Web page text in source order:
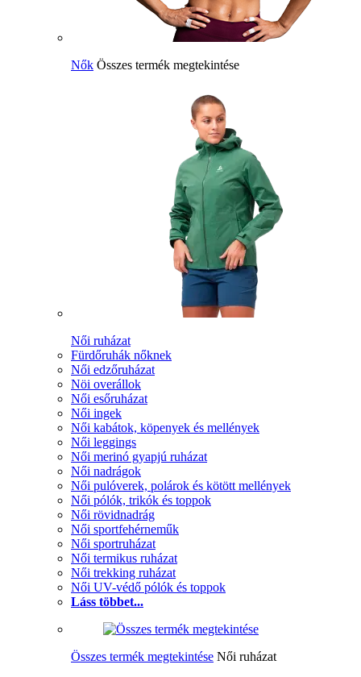
Nők Összes termék megtekintése
Női ruházat
Fürdőruhák nőknek
Női edzőruházat
Nöi overállok
Női esőruházat
Női ingek
Női kabátok, köpenyek és mellények
Női leggings
Női merinó gyapjú ruházat
Női nadrágok
Női pulóverek, polárok és kötött mellények
Női pólók, trikók és toppok
Női rövidnadrág
Női sportfehérneműk
Női sportruházat
Női termikus ruházat
Női trekking ruházat
Női UV-védő pólók és toppok
Láss többet...
Összes termék megtekintése Női ruházat